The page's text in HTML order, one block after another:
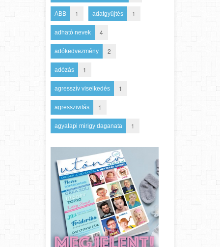
ABB 1 adatgyűjtés 1
adható nevek 4
adókedvezmény 2
adózás 1
agresszív viselkedés 1
agresszivitás 1
agyalapi mirigy daganata 1